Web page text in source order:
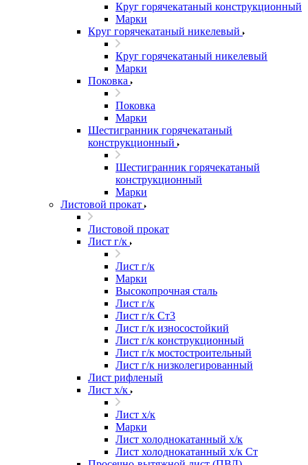
Круг горячекатаный конструкционный
Марки
Круг горячекатаный никелевый
Круг горячекатаный никелевый
Марки
Поковка
Поковка
Марки
Шестигранник горячекатаный
конструкционный
Шестигранник горячекатаный
конструкционный
Марки
Листовой прокат
Листовой прокат
Лист г/к
Лист г/к
Марки
Высокопрочная сталь
Лист г/к
Лист г/к Ст3
Лист г/к износостойкий
Лист г/к конструкционный
Лист г/к мостостроительный
Лист г/к низколегированный
Лист рифленый
Лист х/к
Лист х/к
Марки
Лист холоднокатанный х/к
Лист холоднокатанный х/к Ст